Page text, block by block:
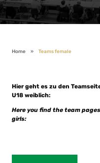
Home » Teams female
Hier geht es zu den
U18 weiblich:
Here you find the team
girls: